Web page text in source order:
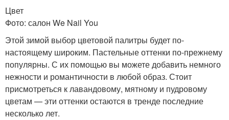
Цвет
Фото: салон We Nail You
Этой зимой выбор цветовой палитры будет по-
настоящему широким. Пастельные оттенки по-прежнему
популярны. С их помощью вы можете добавить немного
нежности и романтичности в любой образ. Стоит
присмотреться к лавандовому, мятному и пудровому
цветам — эти оттенки остаются в тренде последние
несколько лет.